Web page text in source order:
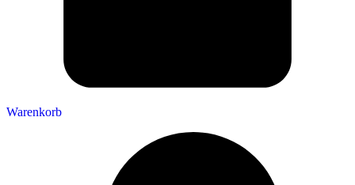
Warenkorb